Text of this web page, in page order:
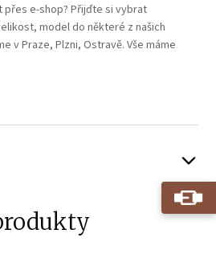
přes e-shop? Přijďte si vybrat
model do některé z našich
v Praze, Plzni, Ostravě. Vše máme